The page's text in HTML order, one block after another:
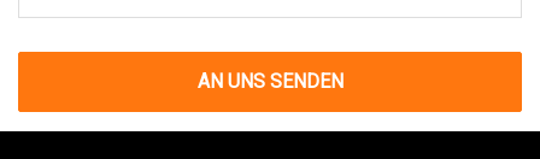
AN UNS SENDEN